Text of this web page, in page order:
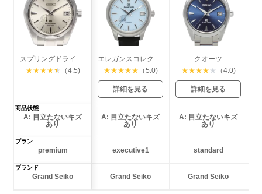
スプリングドライブ マスターショップ限定
★★★★★ （4.5)
エレガンスコレクション スプリングドライブ
★★★★★ （5.0)
詳細を見る
クオーツ
★★★★ ★ （4.0)
詳細を見る
商品状態
A: 目立たないキズ
あり
A: 目立たないキズ
あり
A: 目立たないキズ
あり
プラン
premium executive1 standard
ブランド
Grand Seiko Grand Seiko Grand Seiko